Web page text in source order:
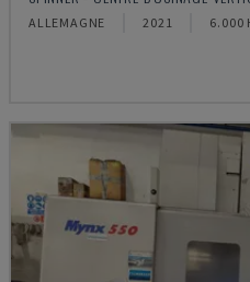
ALLEMAGNE 2021 6.000